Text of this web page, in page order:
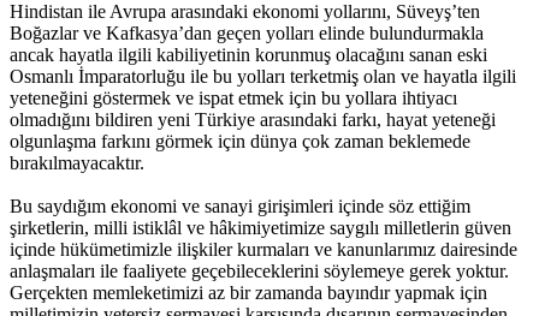
Hindistan ile Avrupa arasındaki ekonomi yollarını, Süveyş’ten
Boğazlar ve Kafkasya’dan geçen yolları elinde bulundurmakla
ancak hayatla ilgili kabiliyetinin korunmuş olacağını sanan eski
Osmanlı İmparatorluğu ile bu yolları terketmiş olan ve hayatla ilgili
yeteneğini göstermek ve ispat etmek için bu yollara ihtiyacı
olmadığını bildiren yeni Türkiye arasındaki farkı, hayat yeteneği
olgunlaşma farkını görmek için dünya çok zaman beklemede
bırakılmayacaktır.
Bu saydığım ekonomi ve sanayi girişimleri içinde söz ettiğim
şirketlerin, milli istiklâl ve hâkimiyetimize saygılı milletlerin güven
içinde hükümetimizle ilişkiler kurmaları ve kanunlarımız dairesinde
anlaşmaları ile faaliyete geçebileceklerini söylemeye gerek yoktur.
Gerçekten memleketimizi az bir zamanda bayındır yapmak için